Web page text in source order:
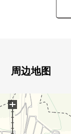
・所有房间收
▼周边环境
房源的详细、
周边地图
+